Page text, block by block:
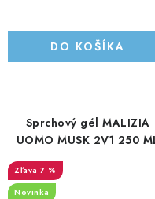
DO KOŠÍKA
Sprchový gél MALIZIA
UOMO MUSK 2V1 250
7 %
Novinka